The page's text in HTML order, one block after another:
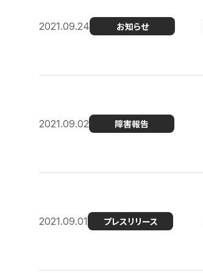
2021.09.24 お知らせ
2021.09.02 障害報告
2021.09.01 プレスリリース